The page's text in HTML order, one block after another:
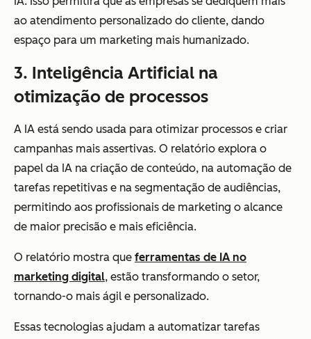
ao atendimento personalizado do cliente, dando
espaço para um marketing mais humanizado.
3. Inteligência Artificial na
otimização de processos
A IA está sendo usada para otimizar processos e criar
campanhas mais assertivas. O relatório explora o
papel da IA na criação de conteúdo, na automação de
tarefas repetitivas e na segmentação de audiências,
permitindo aos profissionais de marketing o alcance
de maior precisão e mais eficiência.
O relatório mostra que ferramentas de IA no
marketing digital, estão transformando o setor,
tornando-o mais ágil e personalizado.
Essas tecnologias ajudam a automatizar tarefas